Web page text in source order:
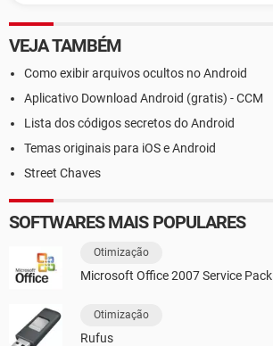
VEJA TAMBÉM
Como exibir arquivos ocultos no Android
Aplicativo Download Android (gratis) - CCM
Lista dos códigos secretos do Android
Temas originais para iOS e Android
Street Chaves
SOFTWARES MAIS POPULARES
Otimização
Microsoft Office 2007 Service Pack
Otimização
Rufus